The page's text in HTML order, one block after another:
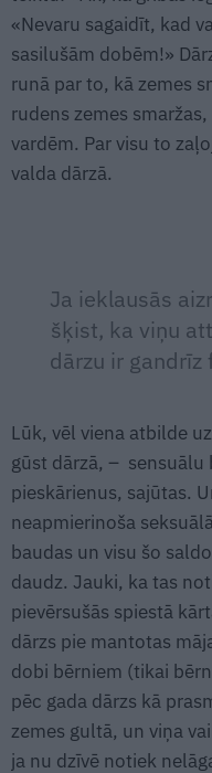
«Nevaru sagaidīt, kad
sasilušām dobēm!»
runā par to, kā zemes
rudens zemes
vardēm. Par visu to
valda dārzā.
Ja ieklausās
šķist, ka viņu
dārzu ir gandrīz
Lūk, vēl viena atbilde
gūst dārzā, – sensuālu
pieskārienus, sajūtas.
neapmierinoša
baudas un visu šo
daudz. Jauki, ka tas
pievērsušās spiestā
dārzs pie mantotas
dobi bērniem (tikai
pēc gada dārzs kā
zemes gultā, un viņa
ja nu dzīvē notiek